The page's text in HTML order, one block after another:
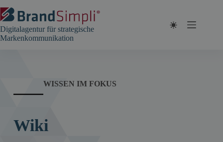
Inhalt
springen
Digitalagentur für strategische
Markenkommunikation
WISSEN IM FOKUS
Wiki